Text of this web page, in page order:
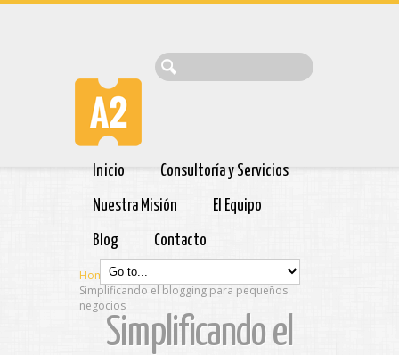
Inicio Consultoría y Servicios
Nuestra Misión El Equipo
Blog Contacto
Home>
Simplificando el blogging para pequeños
negocios
Simplificando el